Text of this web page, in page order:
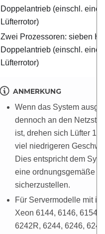
Doppelantrieb (einschl.
Lüfterrotor)
Zwei Prozessoren: sieben
Doppelantrieb (einschl.
Lüfterrotor)
ANMERKUNG
Wenn das System
dennoch an den
ist, drehen sich Lüfter 1
viel niedrigeren
Dies entspricht dem
eine ordnungsgemäße
sicherzustellen.
Für Servermodelle mit
Xeon 6144, 6146, 6154,
6242R, 6244, 6246,